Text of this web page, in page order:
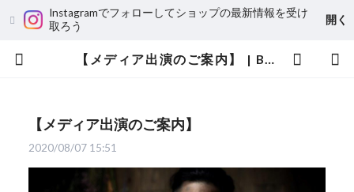
Instagramでフォローしてショップの最新情報を受け
取ろう
開く
【メディア出演のご案内】 | BuyByBe
【メディア出演のご案内】
2020/08/07 15:51